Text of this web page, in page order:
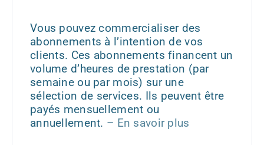
Vous pouvez commercialiser des
abonnements à l’intention de vos
clients. Ces abonnements financent un
volume d’heures de prestation (par
semaine ou par mois) sur une
sélection de services. Ils peuvent être
payés mensuellement ou
annuellement. – En savoir plus